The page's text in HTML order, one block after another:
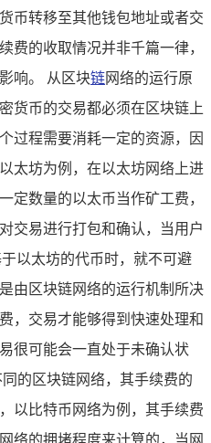
币转移至其他钱包地址或者交
费的收取情况并非千篇一律，
响。 从区块链网络的运行原
货币的交易都必须在区块链上
过程需要消耗一定的资源，因
太坊为例，在以太坊网络上进
定数量的以太币当作矿工费，
交易进行打包和确认，当用户
以太坊的代币时，就不可避
由区块链网络的运行机制所决
，交易才能够得到快速处理和
很可能会一直处于未确认状
的区块链网络，其手续费的
以比特币网络为例，其手续费
络的拥堵程度来计算的，当网